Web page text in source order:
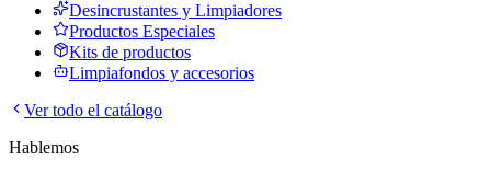
Desincrustantes y Limpiadores
Productos Especiales
Kits de productos
Limpiafondos y accesorios
Ver todo el catálogo
Hablemos